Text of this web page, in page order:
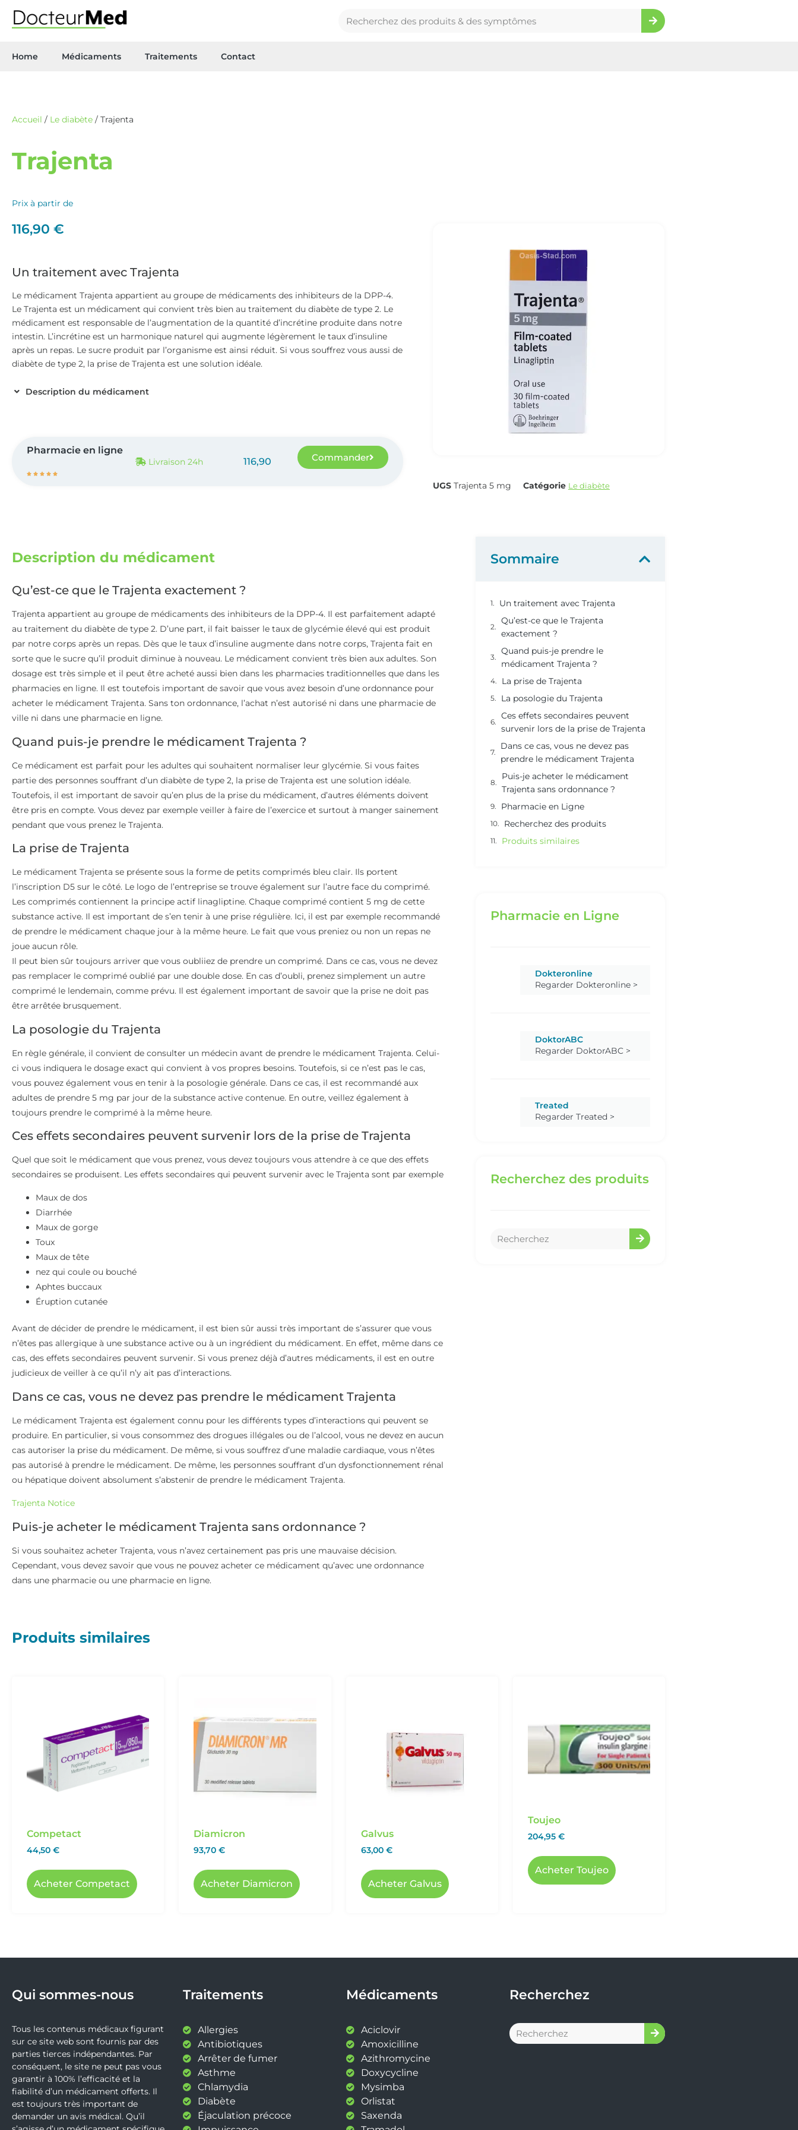
Home Médicaments Traitements Contact
Accueil / Le diabète / Trajenta
Trajenta
Prix à partir de
116,90 €
Un traitement avec Trajenta
Le médicament Trajenta appartient au groupe de médicaments des inhibiteurs de la DPP-4.
Le Trajenta est un médicament qui convient très bien au traitement du diabète de type 2. Le
médicament est responsable de l’augmentation de la quantité d’incrétine produite dans notre
intestin. L’incrétine est un harmonique naturel qui augmente légèrement le taux d’insuline
après un repas. Le sucre produit par l’organisme est ainsi réduit. Si vous souffrez vous aussi de
diabète de type 2, la prise de Trajenta est une solution idéale.
Description du médicament
Pharmacie en ligne
    
Livraison 24h 116,90 Commander
UGS Trajenta 5 mg Catégorie Le diabète
Description du médicament
Qu’est-ce que le Trajenta exactement ?
Trajenta appartient au groupe de médicaments des inhibiteurs de la DPP-4. Il est parfaitement adapté
au traitement du diabète de type 2. D’une part, il fait baisser le taux de glycémie élevé qui est produit
par notre corps après un repas. Dès que le taux d’insuline augmente dans notre corps, Trajenta fait en
sorte que le sucre qu’il produit diminue à nouveau. Le médicament convient très bien aux adultes. Son
dosage est très simple et il peut être acheté aussi bien dans les pharmacies traditionnelles que dans les
pharmacies en ligne. Il est toutefois important de savoir que vous avez besoin d’une ordonnance pour
acheter le médicament Trajenta. Sans ton ordonnance, l’achat n’est autorisé ni dans une pharmacie de
ville ni dans une pharmacie en ligne.
Quand puis-je prendre le médicament Trajenta ?
Ce médicament est parfait pour les adultes qui souhaitent normaliser leur glycémie. Si vous faites
partie des personnes souffrant d’un diabète de type 2, la prise de Trajenta est une solution idéale.
Toutefois, il est important de savoir qu’en plus de la prise du médicament, d’autres éléments doivent
être pris en compte. Vous devez par exemple veiller à faire de l’exercice et surtout à manger sainement
pendant que vous prenez le Trajenta.
La prise de Trajenta
Le médicament Trajenta se présente sous la forme de petits comprimés bleu clair. Ils portent
l’inscription D5 sur le côté. Le logo de l’entreprise se trouve également sur l’autre face du comprimé.
Les comprimés contiennent la principe actif linagliptine. Chaque comprimé contient 5 mg de cette
substance active. Il est important de s’en tenir à une prise régulière. Ici, il est par exemple recommandé
de prendre le médicament chaque jour à la même heure. Le fait que vous preniez ou non un repas ne
joue aucun rôle.
Il peut bien sûr toujours arriver que vous oubliiez de prendre un comprimé. Dans ce cas, vous ne devez
pas remplacer le comprimé oublié par une double dose. En cas d’oubli, prenez simplement un autre
comprimé le lendemain, comme prévu. Il est également important de savoir que la prise ne doit pas
être arrêtée brusquement.
La posologie du Trajenta
En règle générale, il convient de consulter un médecin avant de prendre le médicament Trajenta. Celui-
ci vous indiquera le dosage exact qui convient à vos propres besoins. Toutefois, si ce n’est pas le cas,
vous pouvez également vous en tenir à la posologie générale. Dans ce cas, il est recommandé aux
adultes de prendre 5 mg par jour de la substance active contenue. En outre, veillez également à
toujours prendre le comprimé à la même heure.
Ces effets secondaires peuvent survenir lors de la prise de Trajenta
Quel que soit le médicament que vous prenez, vous devez toujours vous attendre à ce que des effets
secondaires se produisent. Les effets secondaires qui peuvent survenir avec le Trajenta sont par exemple
Maux de dos
Diarrhée
Maux de gorge
Toux
Maux de tête
nez qui coule ou bouché
Aphtes buccaux
Éruption cutanée
Avant de décider de prendre le médicament, il est bien sûr aussi très important de s’assurer que vous
n’êtes pas allergique à une substance active ou à un ingrédient du médicament. En effet, même dans ce
cas, des effets secondaires peuvent survenir. Si vous prenez déjà d’autres médicaments, il est en outre
judicieux de veiller à ce qu’il n’y ait pas d’interactions.
Dans ce cas, vous ne devez pas prendre le médicament Trajenta
Le médicament Trajenta est également connu pour les différents types d’interactions qui peuvent se
produire. En particulier, si vous consommez des drogues illégales ou de l’alcool, vous ne devez en aucun
cas autoriser la prise du médicament. De même, si vous souffrez d’une maladie cardiaque, vous n’êtes
pas autorisé à prendre le médicament. De même, les personnes souffrant d’un dysfonctionnement rénal
ou hépatique doivent absolument s’abstenir de prendre le médicament Trajenta.
Trajenta Notice
Puis-je acheter le médicament Trajenta sans ordonnance ?
Si vous souhaitez acheter Trajenta, vous n’avez certainement pas pris une mauvaise décision.
Cependant, vous devez savoir que vous ne pouvez acheter ce médicament qu’avec une ordonnance
dans une pharmacie ou une pharmacie en ligne.
Sommaire
Un traitement avec Trajenta
Qu’est-ce que le Trajenta
exactement ?
Quand puis-je prendre le
médicament Trajenta ?
La prise de Trajenta
La posologie du Trajenta
Ces effets secondaires peuvent
survenir lors de la prise de Trajenta
Dans ce cas, vous ne devez pas
prendre le médicament Trajenta
Puis-je acheter le médicament
Trajenta sans ordonnance ?
Pharmacie en Ligne
Recherchez des produits
Produits similaires
Pharmacie en Ligne
Dokteronline
Regarder Dokteronline >
DoktorABC
Regarder DoktorABC >
Treated
Regarder Treated >
Recherchez des produits
Produits similaires
Competact
44,50 €
Acheter Competact
Diamicron
93,70€
Acheter Diamicron
Galvus
63,00 €
Acheter Galvus
Toujeo
204,95 €
Acheter Toujeo
Qui sommes-nous
Tous les contenus médicaux figurant
sur ce site web sont fournis par des
parties tierces indépendantes. Par
conséquent, le site ne peut pas vous
garantir à 100% l’efficacité et la
fiabilité d’un médicament offerts. Il
est toujours très important de
demander un avis médical. Qu’il
Traitements
Allergies
Antibiotiques
Arrêter de fumer
Asthme
Chlamydia
Diabète
Éjaculation précoce
Médicaments
Aciclovir
Amoxicilline
Azithromycine
Doxycycline
Mysimba
Orlistat
Saxenda
Recherchez